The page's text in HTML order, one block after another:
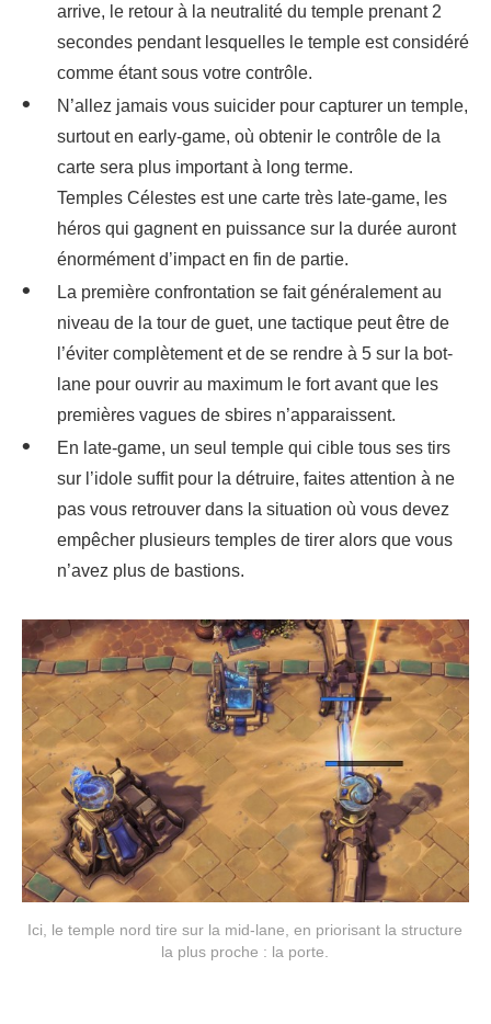
arrive, le retour à la neutralité du temple prenant 2
secondes pendant lesquelles le temple est considéré
comme étant sous votre contrôle.
N’allez jamais vous suicider pour capturer un temple,
surtout en early-game, où obtenir le contrôle de la
carte sera plus important à long terme.
Temples Célestes est une carte très late-game, les
héros qui gagnent en puissance sur la durée auront
énormément d’impact en fin de partie.
La première confrontation se fait généralement au
niveau de la tour de guet, une tactique peut être de
l’éviter complètement et de se rendre à 5 sur la bot-
lane pour ouvrir au maximum le fort avant que les
premières vagues de sbires n’apparaissent.
En late-game, un seul temple qui cible tous ses tirs
sur l’idole suffit pour la détruire, faites attention à ne
pas vous retrouver dans la situation où vous devez
empêcher plusieurs temples de tirer alors que vous
n’avez plus de bastions.
Ici, le temple nord tire sur la mid-lane, en priorisant la structure
la plus proche : la porte.